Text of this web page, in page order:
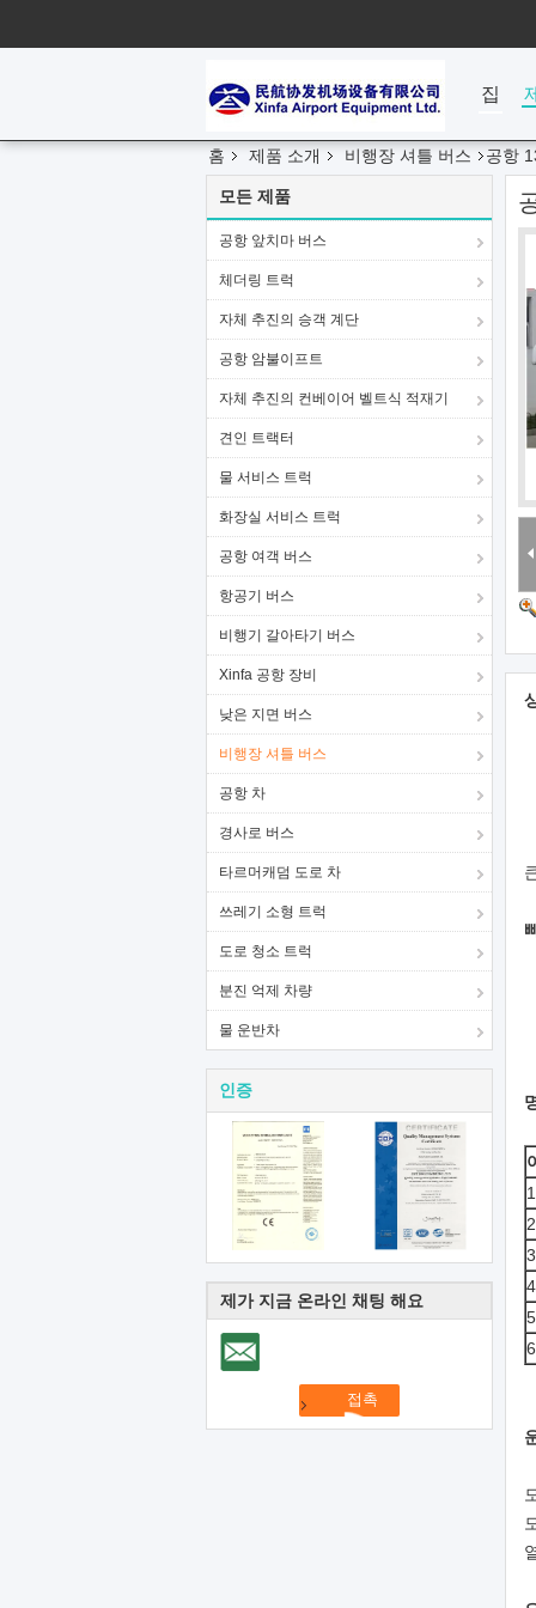
집
홈 제품 소개 비행장 셔틀 버스 공항
모든 제품
공항 앞치마 버스
체더링 트럭
자체 추진의 승객 계단
공항 암불이프트
자체 추진의 컨베이어 벨트식 적재기
견인 트랙터
물 서비스 트럭
화장실 서비스 트럭
공항 여객 버스
항공기 버스
비행기 갈아타기 버스
Xinfa 공항 장비
낮은 지면 버스
비행장 셔틀 버스
공항 차
경사로 버스
타르머캐덤 도로 차
쓰레기 소형 트럭
도로 청소 트럭
분진 억제 차량
물 운반차
인증
제가 지금 온라인 채팅 해요
1.
2.
3.
4.
5.
6.